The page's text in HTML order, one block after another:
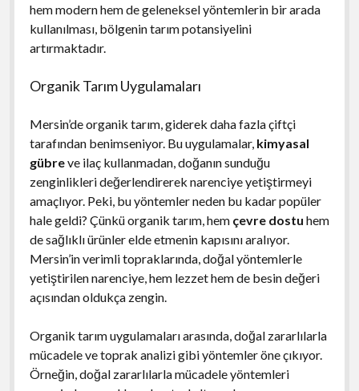
hem modern hem de geleneksel yöntemlerin bir arada
kullanılması, bölgenin tarım potansiyelini
artırmaktadır.
Organik Tarım Uygulamaları
Mersin’de organik tarım, giderek daha fazla çiftçi
tarafından benimseniyor. Bu uygulamalar, kimyasal
gübreve ilaç kullanmadan, doğanın sunduğu
zenginlikleri değerlendirerek narenciye yetiştirmeyi
amaçlıyor. Peki, bu yöntemler neden bu kadar popüler
hale geldi? Çünkü organik tarım, hem çevre dostu hem
de sağlıklı ürünler elde etmenin kapısını aralıyor.
Mersin’in verimli topraklarında, doğal yöntemlerle
yetiştirilen narenciye, hem lezzet hem de besin değeri
açısından oldukça zengin.
Organik tarım uygulamaları arasında, doğal zararlılarla
mücadele ve toprak analizi gibi yöntemler öne çıkıyor.
Örneğin, doğal zararlılarla mücadele yöntemleri